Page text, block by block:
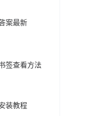
案最新
签查看方法
装教程